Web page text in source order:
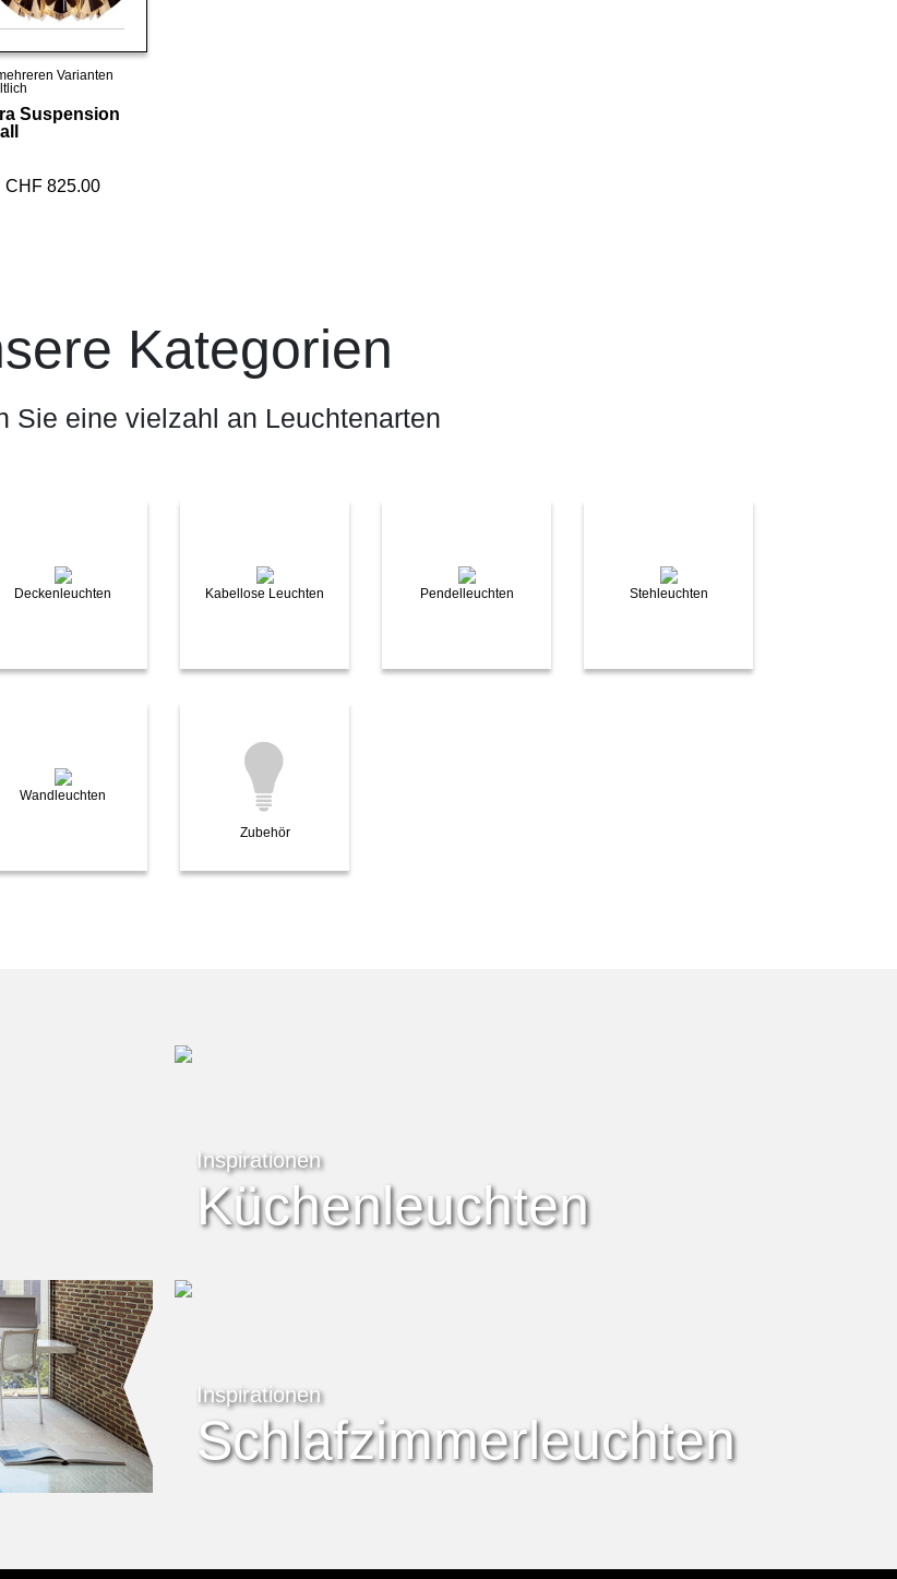
Details ansehen
Varianten
Suspension
CHF 825.00
Kategorien
Sie eine vielzahl an Leuchtenarten
Deckenleuchten Kabellose Leuchten Pendelleuchten Stehleuchten
Wandleuchten
Zubehör
Inspirationen
Küchenleuchten
Inspirationen
Schlafzimmerleuchten